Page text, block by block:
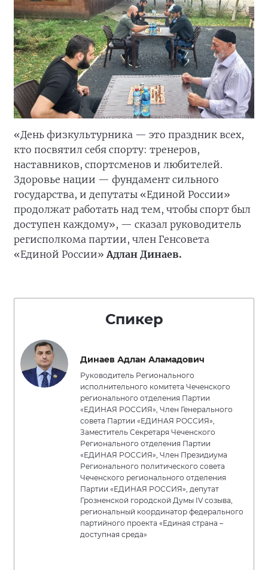
«День физкультурника — это праздник всех,
кто посвятил себя спорту: тренеров,
наставников, спортсменов и любителей.
Здоровье нации — фундамент сильного
государства, и депутаты «Единой России»
продолжат работать над тем, чтобы спорт был
доступен каждому», — сказал руководитель
регисполкома партии, член Генсовета
«Единой России» Адлан Динаев.
Спикер
Динаев Адлан Аламадович
Руководитель Регионального
исполнительного комитета Чеченского
регионального отделения Партии
«ЕДИНАЯ РОССИЯ», Член Генерального
совета Партии «ЕДИНАЯ РОССИЯ»,
Заместитель Секретаря Чеченского
Регионального отделения Партии
«ЕДИНАЯ РОССИЯ», Член Президиума
Регионального политического совета
Чеченского регионального отделения
Партии «ЕДИНАЯ РОССИЯ», депутат
Грозненской городской Думы IV созыва,
региональный координатор федерального
партийного проекта «Единая страна –
доступная среда»